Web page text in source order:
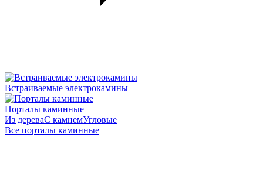
Встраиваемые электрокамины
Порталы каминные
Из дереваС камнемУгловые
Все порталы каминные